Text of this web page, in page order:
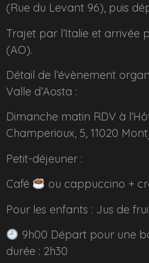
(Rue du Levant 96), puis
Trajet par l’Italie et arrivée
(AO).
Détail de l’évènement
Valle d’Aosta :
Dimanche matin RDV à
Champerioux, 5, 11020
Petit-déjeuner :
Café
ou cappuccino +
Pour les enfants : Jus de
9h00 Départ pour une
durée : 2h30